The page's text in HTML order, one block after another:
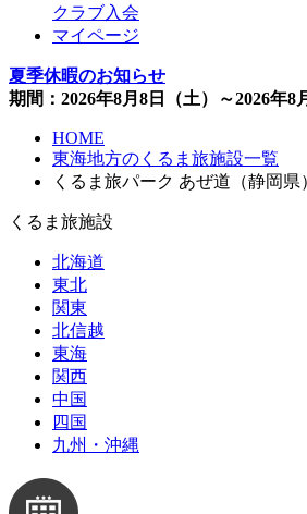
クラブ入会
マイページ
夏季休暇のお知らせ
期間：2026年8月8日（土）～2026年
HOME
東海地方のくるま旅施設一覧
くるま旅パーク あぜ道（静岡県
くるま旅施設
北海道
東北
関東
北信越
東海
関西
中国
四国
九州・沖縄